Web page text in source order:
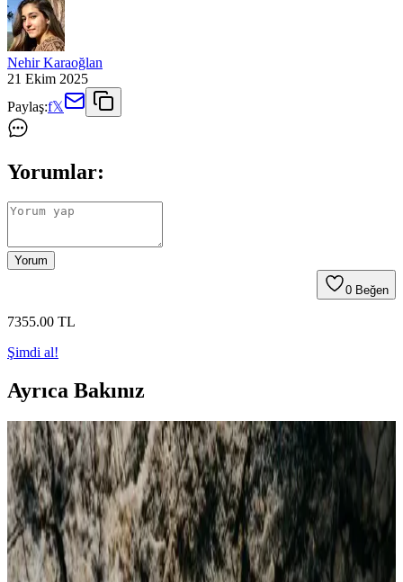
Nehir Karaoğlan
21 Ekim 2025
Paylaş:f𝕏
Yorumlar:
Yorum
0 Beğen
7355.00 TL
Şimdi al!
Ayrıca Bakınız
Adidas Outdoor Yürüyüş Ayakkabıları
Karşılaştırması: Su Geçirmezlik, Konfor ve
Dayanıklılık
İki adidas outdoor ayakkabısı karşılaştırmasıyla su geçirmezlik,
konfor ve dayanıklılık özelliklerini keşfedin. Hangi model daha
uygun ve performanslı? Detaylar burada.